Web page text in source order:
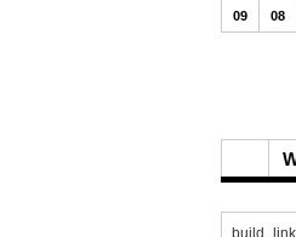
09 08